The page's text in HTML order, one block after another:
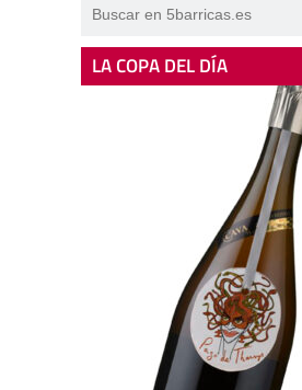
LA COPA DEL DÍA